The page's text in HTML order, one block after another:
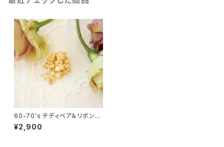
60-70's テディベア＆リボン付
きリース ヴィンテージピンブロ
ーチ [BV-97]
¥2,900